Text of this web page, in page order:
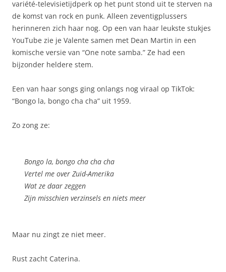
variété-televisietijdperk op het punt stond uit te sterven na
de komst van rock en punk. Alleen zeventigplussers
herinneren zich haar nog. Op een van haar leukste stukjes
YouTube zie je Valente samen met Dean Martin in een
komische versie van “One note samba.” Ze had een
bijzonder heldere stem.
Een van haar songs ging onlangs nog viraal op TikTok:
“Bongo la, bongo cha cha” uit 1959.
Zo zong ze:
Bongo la, bongo cha cha cha
Vertel me over Zuid-Amerika
Wat ze daar zeggen
Zijn misschien verzinsels en niets meer
Maar nu zingt ze niet meer.
Rust zacht Caterina.